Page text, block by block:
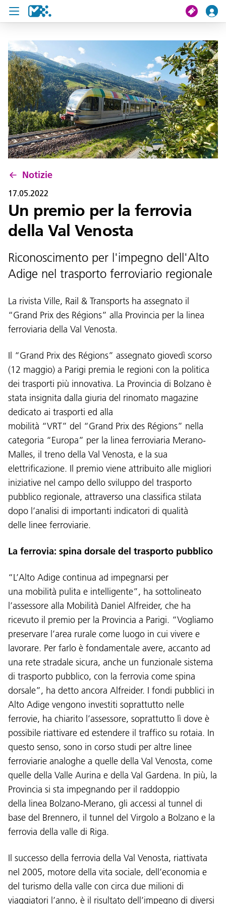
Cerca
Il mio viaggio
Ticket
Pass U19
Notizie
Progetti
Assistenza e contatto
Lingua:
Service Desk:+39 0471 220880
Impressum Privacy e cookie policy
Notizie
17.05.2022
Un premio per la ferrovia
della Val Venosta
Riconoscimento per l'impegno dell'Alto
Adige nel trasporto ferroviario regionale
La rivista Ville, Rail & Transports ha assegnato il
“Grand Prix des Régions” alla Provincia per la linea
ferroviaria della Val Venosta.
Il “Grand Prix des Régions” assegnato giovedì scorso
(12 maggio) a Parigi premia le regioni con la politica
dei trasporti più innovativa. La Provincia di Bolzano è
stata insignita dalla giuria del rinomato magazine
dedicato ai trasporti ed alla
mobilità “VRT” del “Grand Prix des Régions” nella
categoria “Europa” per la linea ferroviaria Merano-
Malles, il treno della Val Venosta, e la sua
elettrificazione. Il premio viene attribuito alle migliori
iniziative nel campo dello sviluppo del trasporto
pubblico regionale, attraverso una classifica stilata
dopo l’analisi di importanti indicatori di qualità
delle linee ferroviarie.
La ferrovia: spina dorsale del trasporto pubblico
“L’Alto Adige continua ad impegnarsi per
una mobilità pulita e intelligente”, ha sottolineato
l’assessore alla Mobilità Daniel Alfreider, che ha
ricevuto il premio per la Provincia a Parigi. “Vogliamo
preservare l’area rurale come luogo in cui vivere e
lavorare. Per farlo è fondamentale avere, accanto ad
una rete stradale sicura, anche un funzionale sistema
di trasporto pubblico, con la ferrovia come spina
dorsale”, ha detto ancora Alfreider. I fondi pubblici in
Alto Adige vengono investiti soprattutto nelle
ferrovie, ha chiarito l’assessore, soprattutto lì dove è
possibile riattivare ed estendere il traffico su rotaia. In
questo senso, sono in corso studi per altre linee
ferroviarie analoghe a quelle della Val Venosta, come
quelle della Valle Aurina e della Val Gardena. In più, la
Provincia si sta impegnando per il raddoppio
della linea Bolzano-Merano, gli accessi al tunnel di
base del Brennero, il tunnel del Virgolo a Bolzano e la
ferrovia della valle di Riga.
Il successo della ferrovia della Val Venosta, riattivata
nel 2005, motore della vita sociale, dell’economia e
del turismo della valle con circa due milioni di
viaggiatori l’anno, è il risultato dell’impegno di diversi